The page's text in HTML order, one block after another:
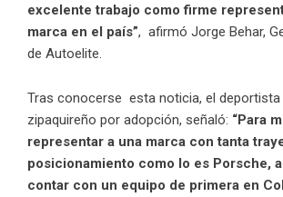
excelente trabajo como firme
marca en el país”, afirmó Jorge Behar,
de Autoelite.
Tras conocerse esta noticia, el
zipaquireño por adopción, señaló: “Para
representar a una marca con tanta
posicionamiento como lo es Porsche,
contar con un equipo de primera en